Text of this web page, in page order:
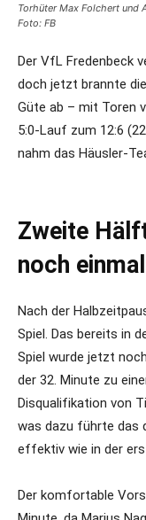
Torhüter Max Folchert und
Foto: FB
Der VfL Fredenbeck
doch jetzt brannte
Güte ab – mit Toren
5:0-Lauf zum 12:6
nahm das Häusler-
Zweite
noch
Nach der
Spiel. Das bereits in
Spiel wurde jetzt
der 32. Minute zu
Disqualifikation von
was dazu führte das
effektiv wie in der
Der komfortable